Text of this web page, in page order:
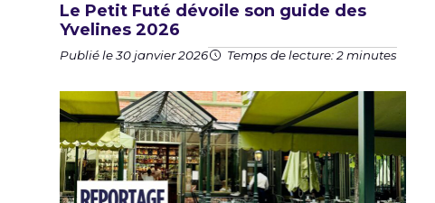
Le Petit Futé dévoile son guide des
Yvelines 2026
Publié le 30 janvier 2026 Temps de lecture: 2 minutes